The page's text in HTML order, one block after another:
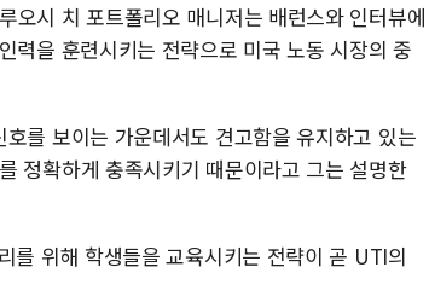
오시 치 포트폴리오 매니저는 배런스와 인터뷰에
을 훈련시키는 전략으로 미국 노동 시장의 중
를 보이는 가운데서도 견고함을 유지하고 있는
정확하게 충족시키기 때문이라고 그는 설명한
를 위해 학생들을 교육시키는 전략이 곧 UTI의